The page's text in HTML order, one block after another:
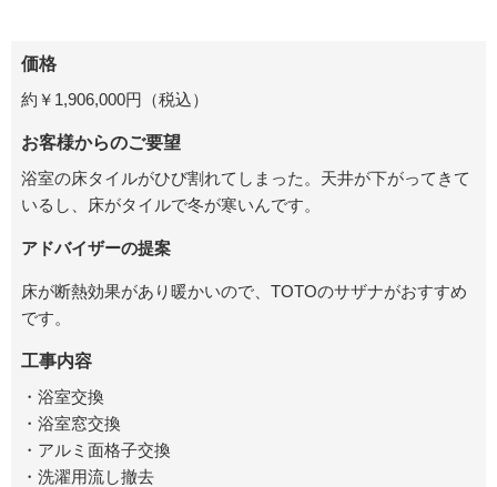
価格
約￥1,906,000円（税込）
お客様からのご要望
浴室の床タイルがひび割れてしまった。天井が下がってきて
いるし、床がタイルで冬が寒いんです。
アドバイザーの提案
床が断熱効果があり暖かいので、TOTOのサザナがおすすめ
です。
工事内容
・浴室交換
・浴室窓交換
・アルミ面格子交換
・洗濯用流し撤去